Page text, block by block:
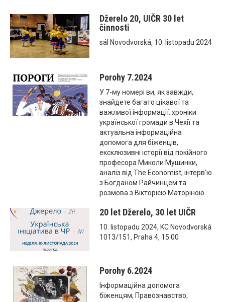
Džerelo 20, UIČR 30 let
činnosti
sál Novodvorská, 10. listopadu 2024
Porohy 7.2024
У 7-му номері ви, як завжди,
знайдете багато цікавої та
важливої інформації: хроніки
української громади в Чехії та
актуальна інформаційна
допомога для біженців,
ексклюзивні історії від покійного
професора Миколи Мушинки,
аналіз від The Economist, інтерв'ю
з Богданом Райчинцем та
розмова з Вікторією Маторіною.
20 let Džerelo, 30 let UIČR
10. listopadu 2024, KC Novodvorská
1013/151, Praha 4, 15.00
Porohy 6.2024
Інформаційна допомога
біженцям; Правознавство;